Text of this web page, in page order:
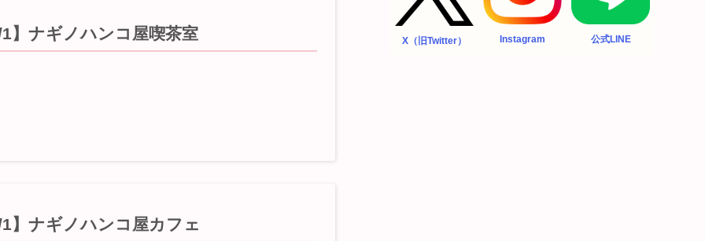
】ナギノハンコ屋喫茶室
】ナギノハンコ屋カフェ
X（旧Twitter） Instagram 公式LINE